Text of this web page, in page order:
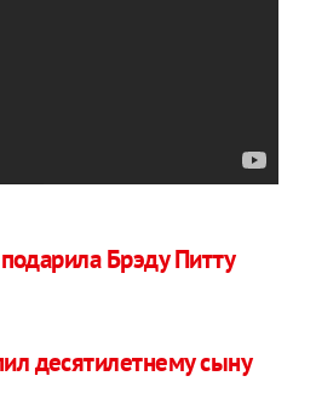
Брэду Питту
десятилетнему сыну